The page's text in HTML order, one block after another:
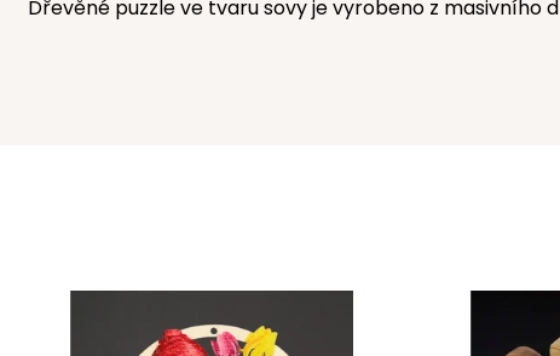
Dřevěné puzzle ve tvaru sovy je vyrobeno z masivního